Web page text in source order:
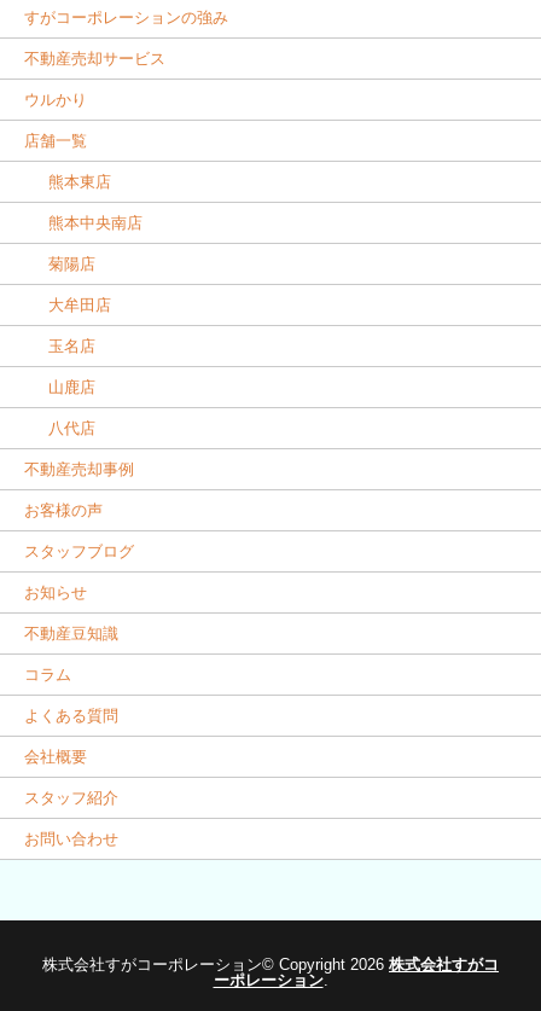
すがコーポレーションの強み
不動産売却サービス
ウルかり
店舗一覧
熊本東店
熊本中央南店
菊陽店
大牟田店
玉名店
山鹿店
八代店
不動産売却事例
お客様の声
スタッフブログ
お知らせ
不動産豆知識
コラム
よくある質問
会社概要
スタッフ紹介
お問い合わせ
株式会社すがコーポレーション© Copyright 2026 株式会社すがコ
ーポレーション.